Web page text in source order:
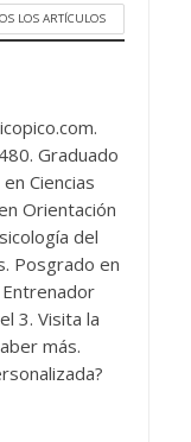
LOS ARTÍCULOS
Graduado
Ciencias
Orientación
del
Posgrado en
3. Visita la
más.